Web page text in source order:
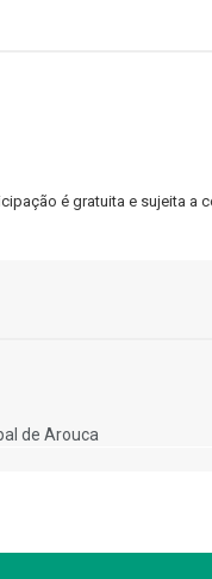
é gratuita e sujeita a
de Arouca